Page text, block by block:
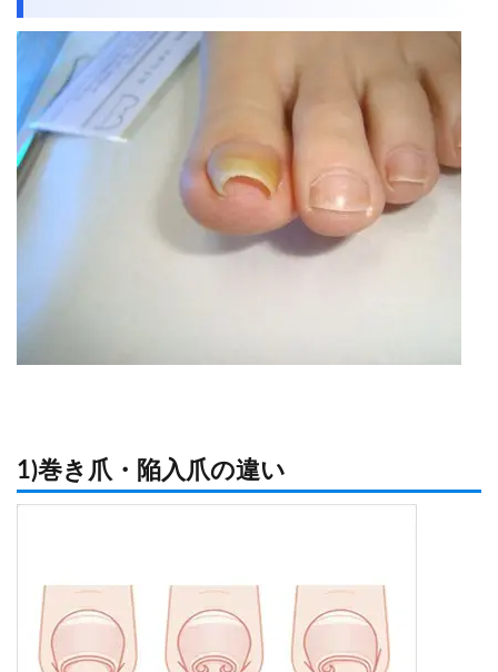
1)巻き爪・陥入爪の違い